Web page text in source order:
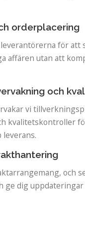
orderplacering
för
affären utan att
och
vi
kvalitetskontroller
och
ge dig